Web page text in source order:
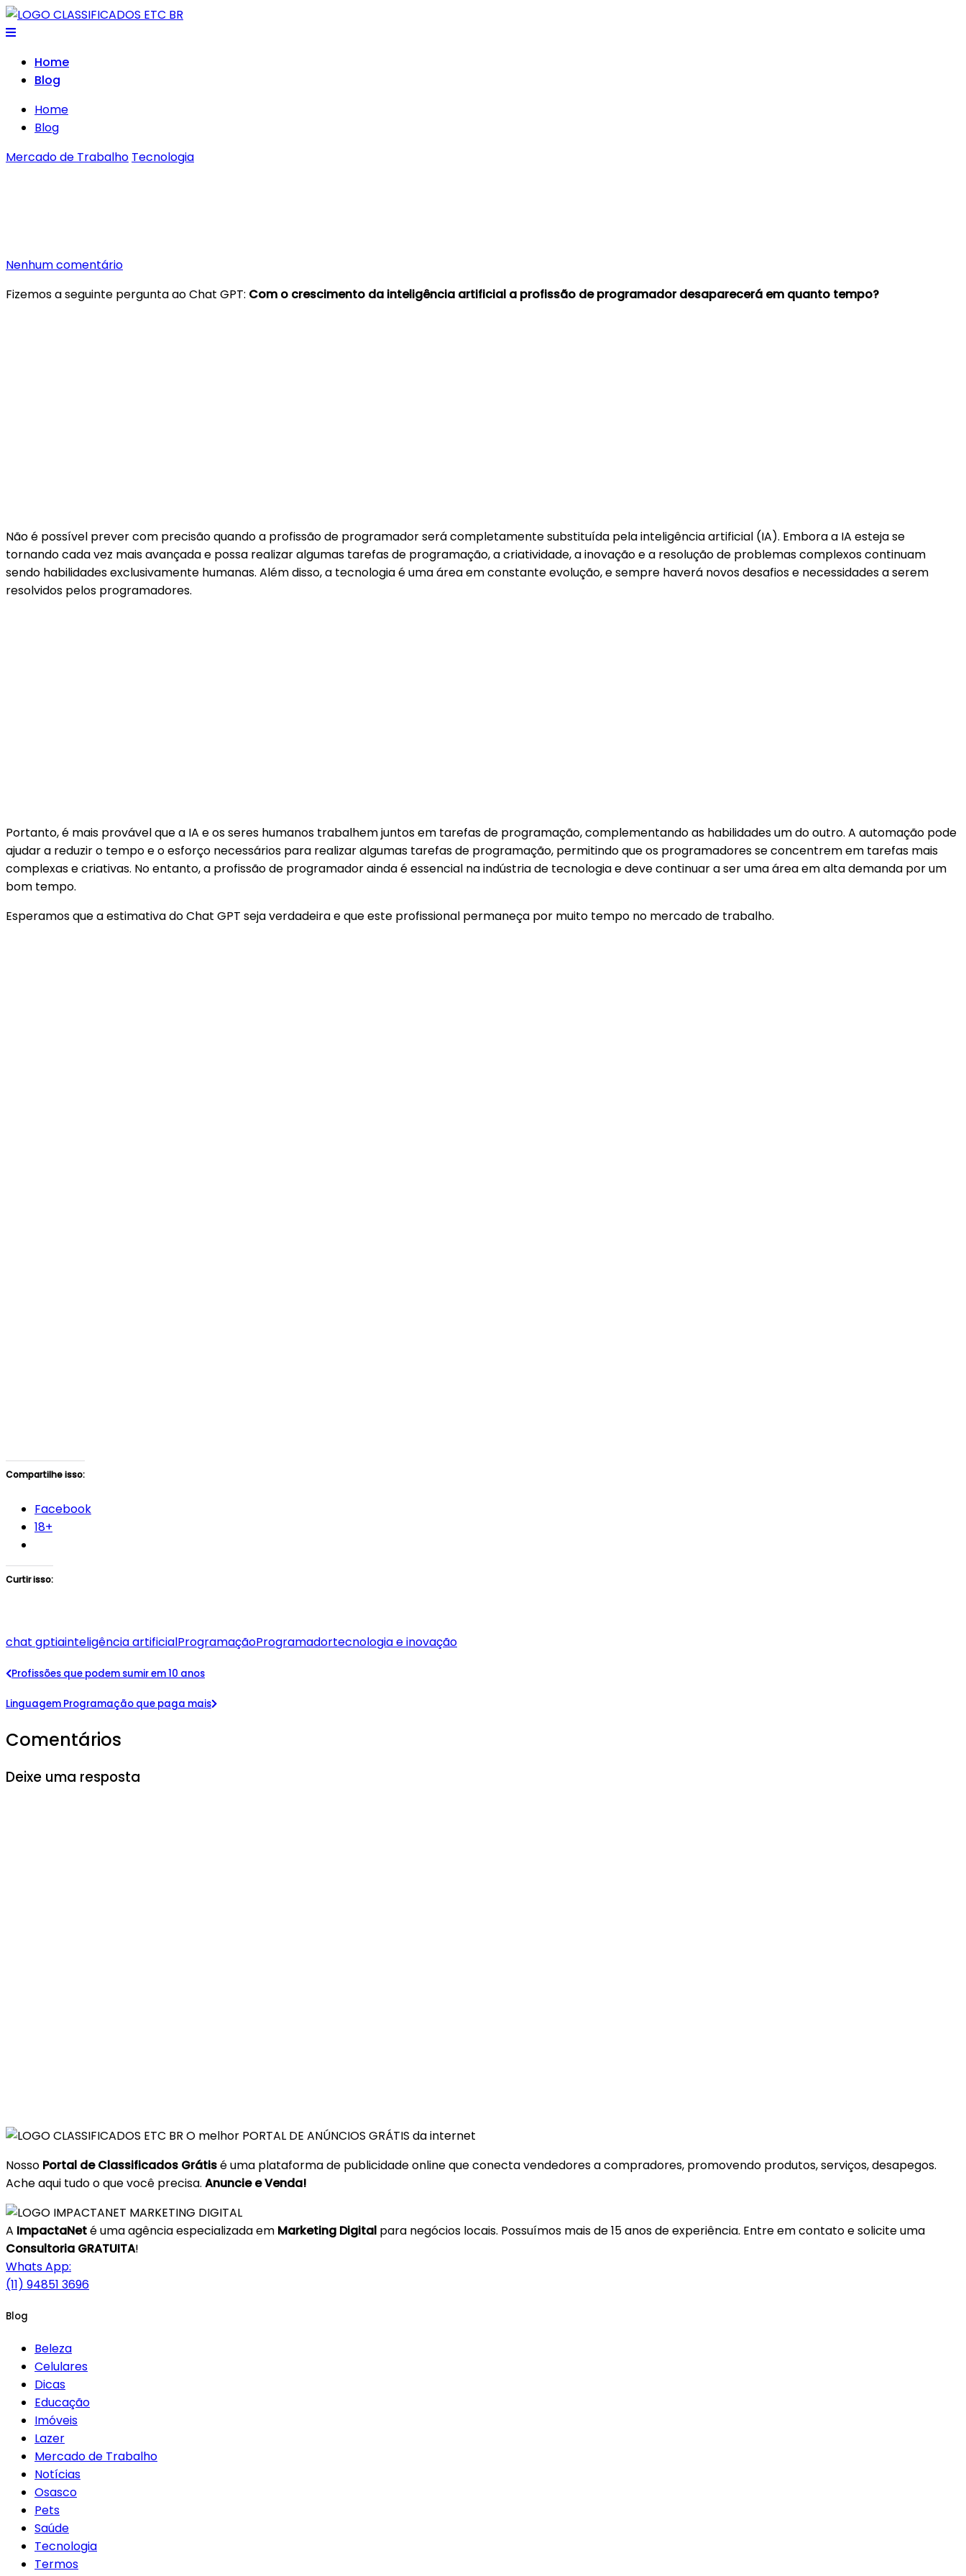
Skip
to
Home
Blog
Home
Blog
Mercado de Trabalho Tecnologia
Nenhum comentário
Fizemos a seguinte pergunta ao Chat GPT: Com o crescimento da inteligência artificial a profissão de programador desaparecerá em quanto tempo?
Não é possível prever com precisão quando a profissão de programador será completamente substituída pela inteligência artificial (IA). Embora a IA esteja se
tornando cada vez mais avançada e possa realizar algumas tarefas de programação, a criatividade, a inovação e a resolução de problemas complexos continuam
sendo habilidades exclusivamente humanas. Além disso, a tecnologia é uma área em constante evolução, e sempre haverá novos desafios e necessidades a serem
resolvidos pelos programadores.
Portanto, é mais provável que a IA e os seres humanos trabalhem juntos em tarefas de programação, complementando as habilidades um do outro. A automação pode
ajudar a reduzir o tempo e o esforço necessários para realizar algumas tarefas de programação, permitindo que os programadores se concentrem em tarefas mais
complexas e criativas. No entanto, a profissão de programador ainda é essencial na indústria de tecnologia e deve continuar a ser uma área em alta demanda por um
bom tempo.
Esperamos que a estimativa do Chat GPT seja verdadeira e que este profissional permaneça por muito tempo no mercado de trabalho.
Compartilhe isso:
Facebook
18+
Curtir isso:
chat gptiainteligência artificialProgramaçãoProgramadortecnologia e inovação
Profissões que podem sumir em 10 anos
Linguagem Programação que paga mais
Comentários
Deixe uma resposta
O melhor PORTAL DE ANÚNCIOS GRÁTIS da internet
Nosso Portal de Classificados Grátisé uma plataforma de publicidade online que conecta vendedores a compradores, promovendo produtos, serviços, desapegos.
Ache aqui tudo o que você precisa. Anuncie e Venda!
A ImpactaNeté uma agência especializada em Marketing Digital para negócios locais. Possuímos mais de 15 anos de experiência. Entre em contato e solicite uma
Consultoria GRATUITA!
Whats App:
(11) 94851 3696
Blog
Beleza
Celulares
Dicas
Educação
Imóveis
Lazer
Mercado de Trabalho
Notícias
Osasco
Pets
Saúde
Tecnologia
Termos